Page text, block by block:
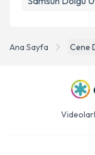
Ana Sayfa Cene
Videolar